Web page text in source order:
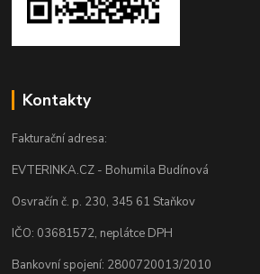
Kontakty
Fakturační adresa:
EVTERINKA.CZ - Bohumila Budínová
Osvračín č. p. 230, 345 61 Staňkov
IČO: 03681572, neplátce DPH
Bankovní spojení: 2800720013/2010